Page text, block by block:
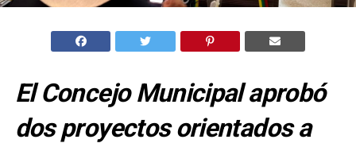
El Concejo Municipal aprobó
dos proyectos orientados a